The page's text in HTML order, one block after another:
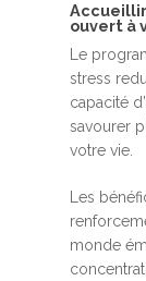
ouvert à
Le
stress
capacité
savourer
votre vie.
Les
monde